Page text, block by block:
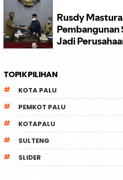
TOPIK PILIHAN
KOTA PALU
PEMKOT PALU
KOTAPALU
SULTENG
SLIDER